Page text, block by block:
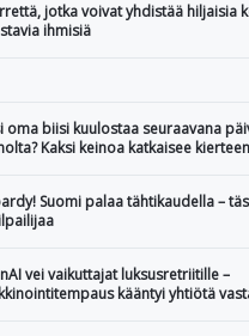
jotka voivat yhdistää hiljaisia
ihmisiä
oma biisi kuulostaa seuraavana
Kaksi keinoa katkaisee kierteen
Suomi palaa tähtikaudella –
vei vaikuttajat luksusretriitille –
kääntyi yhtiötä